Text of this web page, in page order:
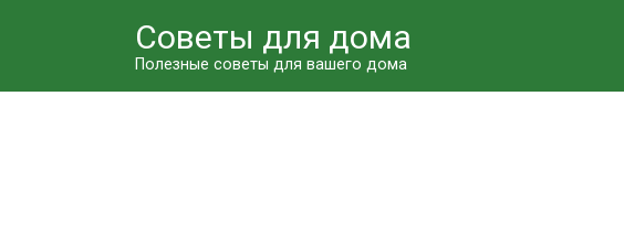
Советы для дома
Полезные советы для вашего дома